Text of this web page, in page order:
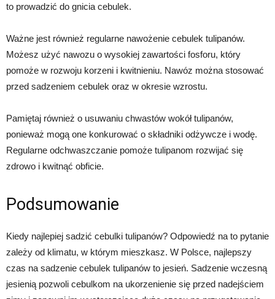
to prowadzić do gnicia cebulek.
Ważne jest również regularne nawożenie cebulek tulipanów.
Możesz użyć nawozu o wysokiej zawartości fosforu, który
pomoże w rozwoju korzeni i kwitnieniu. Nawóz można stosować
przed sadzeniem cebulek oraz w okresie wzrostu.
Pamiętaj również o usuwaniu chwastów wokół tulipanów,
ponieważ mogą one konkurować o składniki odżywcze i wodę.
Regularne odchwaszczanie pomoże tulipanom rozwijać się
zdrowo i kwitnąć obficie.
Podsumowanie
Kiedy najlepiej sadzić cebulki tulipanów? Odpowiedź na to pytanie
zależy od klimatu, w którym mieszkasz. W Polsce, najlepszy
czas na sadzenie cebulek tulipanów to jesień. Sadzenie wczesną
jesienią pozwoli cebulkom na ukorzenienie się przed nadejściem